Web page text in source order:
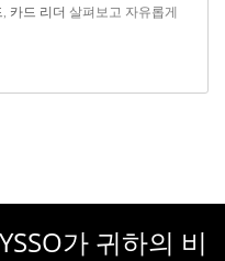
카드 리더 살펴보고 자유롭게
가 귀하의 비